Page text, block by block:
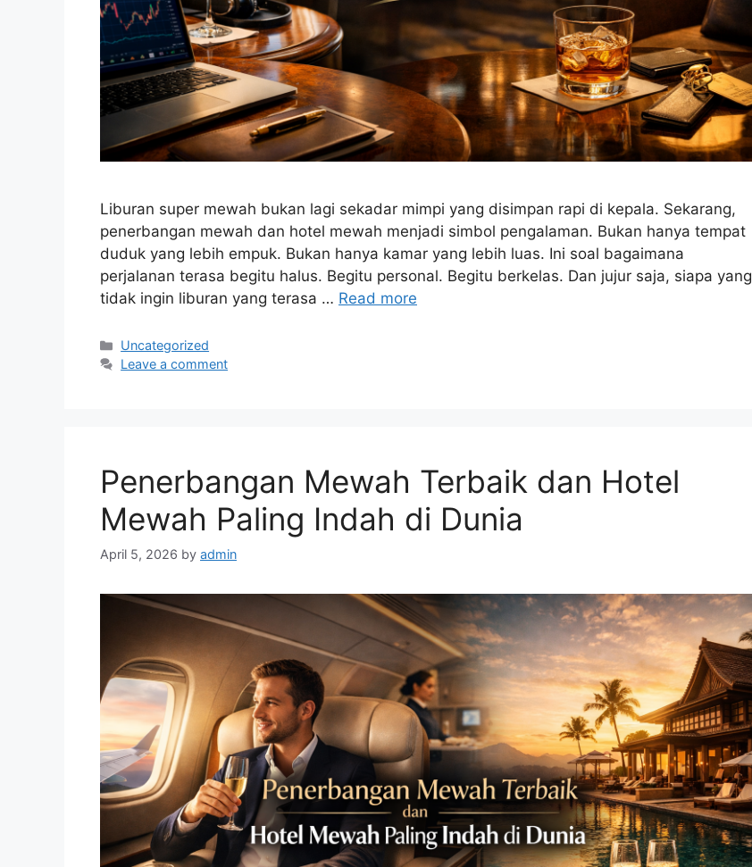
Liburan super mewah bukan lagi sekadar mimpi yang disimpan rapi di kepala. Sekarang,
penerbangan mewah dan hotel mewah menjadi simbol pengalaman. Bukan hanya tempat
duduk yang lebih empuk. Bukan hanya kamar yang lebih luas. Ini soal bagaimana
perjalanan terasa begitu halus. Begitu personal. Begitu berkelas. Dan jujur saja, siapa yang
tidak ingin liburan yang terasa … Read more
Categories
Uncategorized
Leave a comment
Penerbangan Mewah Terbaik dan Hotel
Mewah Paling Indah di Dunia
April 5, 2026 by admin